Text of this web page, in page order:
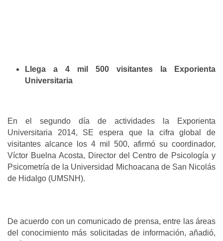
Llega a 4 mil 500 visitantes la Exporienta
Universitaria
En el segundo día de actividades la Exporienta
Universitaria 2014, SE espera que la cifra global de
visitantes alcance los 4 mil 500, afirmó su coordinador,
Víctor Buelna Acosta, Director del Centro de Psicología y
Psicometría de la Universidad Michoacana de San Nicolás
de Hidalgo (UMSNH).
De acuerdo con un comunicado de prensa, entre las áreas
del conocimiento más solicitadas de información, añadió,